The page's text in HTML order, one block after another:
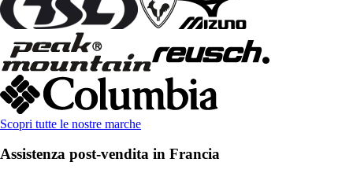
Scopri tutte le nostre marche
Assistenza post-vendita in Francia